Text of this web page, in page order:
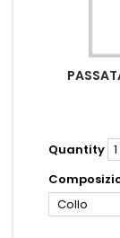
Quantity
Collo